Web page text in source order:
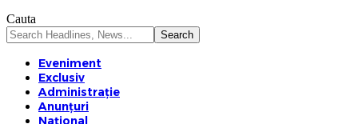
Cauta
Eveniment
Exclusiv
Administrație
Anunțuri
Național